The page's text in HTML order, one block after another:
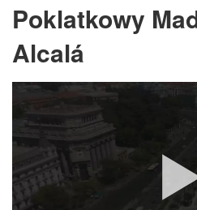
Poklatkowy
Alcalá